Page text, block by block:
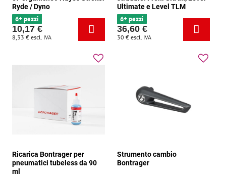
Ryde / Dyno
6+ pezzi
10,17 €
8,33 € escl. IVA
Ultimate e Level TLM
6+ pezzi
36,60 €
30 € escl. IVA
Ricarica Bontrager per
pneumatici tubeless da 90
ml
Strumento cambio
Bontrager